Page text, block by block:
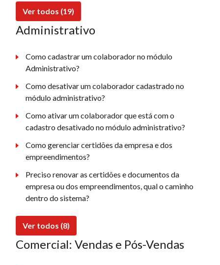
Ver todos (19)
Administrativo
Como cadastrar um colaborador no módulo
Administrativo?
Como desativar um colaborador cadastrado no
módulo administrativo?
Como ativar um colaborador que está com o
cadastro desativado no módulo administrativo?
Como gerenciar certidões da empresa e dos
empreendimentos?
Preciso renovar as certidões e documentos da
empresa ou dos empreendimentos, qual o caminho
dentro do sistema?
Ver todos (8)
Comercial: Vendas e Pós-Vendas